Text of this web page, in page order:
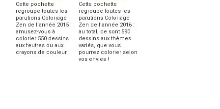
Cette pochette
regroupe toutes les
parutions Coloriage
Zen de l'année 2015 :
amusez-vous à
colorier 550 dessins
aux feutres ou aux
crayons de couleur !
Cette pochette
regroupe toutes les
parutions Coloriage
Zen de l'année 2016 :
au total, ce sont 590
dessins aux thèmes
variés, que vous
pourrez colorier selon
vos envies !